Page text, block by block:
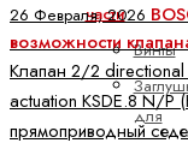
части
Винты
для
26 Февраля, 2026
возможности
Клапан 2/2
actuation KSDE.8 N/P
прямоприводный